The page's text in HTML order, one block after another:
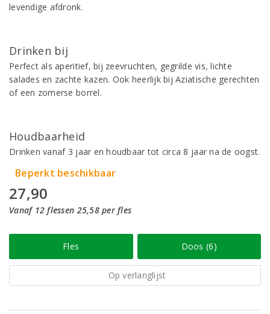
levendige afdronk.
Drinken bij
Perfect als aperitief, bij zeevruchten, gegrilde vis, lichte
salades en zachte kazen. Ook heerlijk bij Aziatische gerechten
of een zomerse borrel.
Houdbaarheid
Drinken vanaf 3 jaar en houdbaar tot circa 8 jaar na de oogst.
Beperkt beschikbaar
27,90
Vanaf 12 flessen 25,58 per fles
Fles Doos (6)
Op verlanglijst